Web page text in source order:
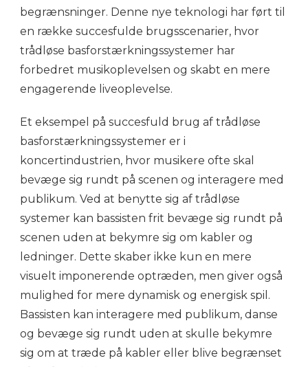
begrænsninger. Denne nye teknologi har ført til
en række succesfulde brugsscenarier, hvor
trådløse basforstærkningssystemer har
forbedret musikoplevelsen og skabt en mere
engagerende liveoplevelse.
Et eksempel på succesfuld brug af trådløse
basforstærkningssystemer er i
koncertindustrien, hvor musikere ofte skal
bevæge sig rundt på scenen og interagere med
publikum. Ved at benytte sig af trådløse
systemer kan bassisten frit bevæge sig rundt på
scenen uden at bekymre sig om kabler og
ledninger. Dette skaber ikke kun en mere
visuelt imponerende optræden, men giver også
mulighed for mere dynamisk og energisk spil.
Bassisten kan interagere med publikum, danse
og bevæge sig rundt uden at skulle bekymre
sig om at træde på kabler eller blive begrænset